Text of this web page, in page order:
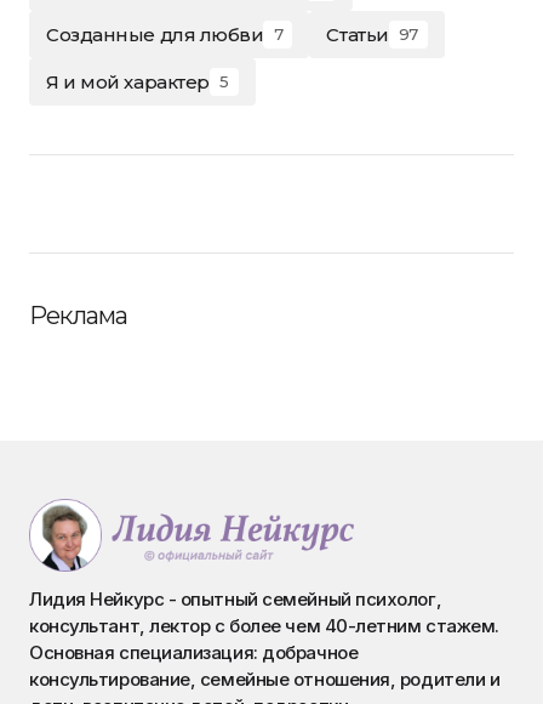
Созданные для любви 7 Статьи 97
Я и мой характер 5
Реклама
Лидия Нейкурс - опытный семейный психолог,
консультант, лектор с более чем 40-летним стажем.
Основная специализация: добрачное
консультирование, семейные отношения, родители и